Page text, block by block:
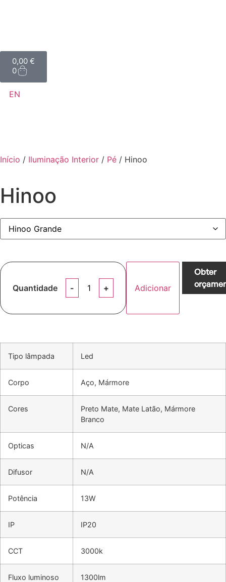
0,00 €
0
EN
Início / Iluminação Interior / Pé / Hinoo
Hinoo
Quantidade Adicionar
Obter
Tipo lâmpada Led
Corpo Aço, Mármore
Cores
Preto Mate, Mate Latão, Mármore
Branco
Opticas N/A
Difusor N/A
Potência 13W
IP IP20
CCT 3000k
Fluxo luminoso 1300lm